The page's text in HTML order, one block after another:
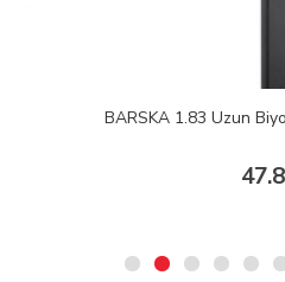
BARSKA 1.83 Uzun